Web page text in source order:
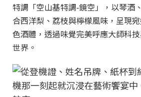
特調「空山基特調-鏡空」，以琴酒
合西洋梨、荔枝與檸檬風味，呈現
色酒體，透過味覺完美呼應大師科
世界。